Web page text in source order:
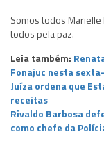
Somos todos Marielle
todos pela paz.
Leia também:
Fonajuc nesta
Juíza ordena que
receitas
Rivaldo Barbosa
como chefe da